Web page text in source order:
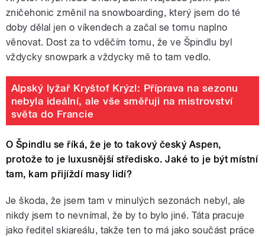
zničehonic změnil na snowboarding, který jsem do té
doby dělal jen o víkendech a začal se tomu naplno
věnovat. Dost za to vděčím tomu, že ve Špindlu byl
vždycky snowpark a vždycky mě to tam vedlo.
Alpský lyžař Kryštof Krýzl: Příprava na sezonu
nebyla ideální, ale vše směřuji na mistrovství
světa do Francie
O Špindlu se říká, že je to takový český Aspen,
protože to je luxusnější středisko. Jaké to je být místní
tam, kam přijíždí masy lidí?
Je škoda, že jsem tam v minulých sezonách nebyl, ale
nikdy jsem to nevnímal, že by to bylo jiné. Táta pracuje
jako ředitel skiareálu, takže ten to má jako součást práce